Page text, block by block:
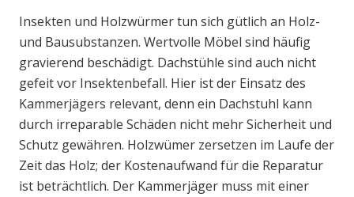
Insekten und Holzwürmer tun sich gütlich an Holz-
und Bausubstanzen. Wertvolle Möbel sind häufig
gravierend beschädigt. Dachstühle sind auch nicht
gefeit vor Insektenbefall. Hier ist der Einsatz des
Kammerjägers relevant, denn ein Dachstuhl kann
durch irreparable Schäden nicht mehr Sicherheit und
Schutz gewähren. Holzwümer zersetzen im Laufe der
Zeit das Holz; der Kostenaufwand für die Reparatur
ist beträchtlich. Der Kammerjäger muss mit einer